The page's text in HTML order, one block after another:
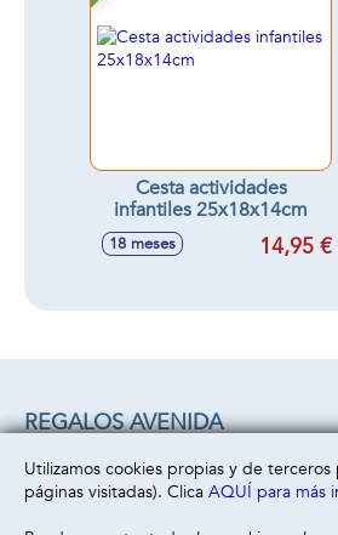
Cesta actividades
infantiles 25x18x14cm
18 meses 14,95 €
REGALOS AVENIDA
45860 -Villacañas( Toledo )
669493499
Utilizamos cookies propias y de
páginas visitadas). Clica AQUÍ para más